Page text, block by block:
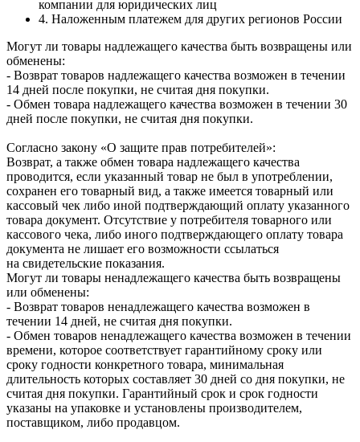
компании для юридических лиц
4. Наложенным платежем для других регионов России
Могут ли товары надлежащего качества быть возвращены или
обменены:
- Возврат товаров надлежащего качества возможен в течении
14 дней после покупки, не считая дня покупки.
- Обмен товара надлежащего качества возможен в течении 30
дней после покупки, не считая дня покупки.
Согласно закону «О защите прав потребителей»:
Возврат, а также обмен товара надлежащего качества
проводится, если указанный товар не был в употреблении,
сохранен его товарный вид, а также имеется товарный или
кассовый чек либо иной подтверждающий оплату указанного
товара документ. Отсутствие у потребителя товарного или
кассового чека, либо иного подтверждающего оплату товара
документа не лишает его возможности ссылаться
на свидетельские показания.
Могут ли товары ненадлежащего качества быть возвращены
или обменены:
- Возврат товаров ненадлежащего качества возможен в
течении 14 дней, не считая дня покупки.
- Обмен товаров ненадлежащего качества возможен в течении
времени, которое соответствует гарантийному сроку или
сроку годности конкретного товара, минимальная
длительность которых составляет 30 дней со дня покупки, не
считая дня покупки. Гарантийный срок и срок годности
указаны на упаковке и установлены производителем,
поставщиком, либо продавцом.